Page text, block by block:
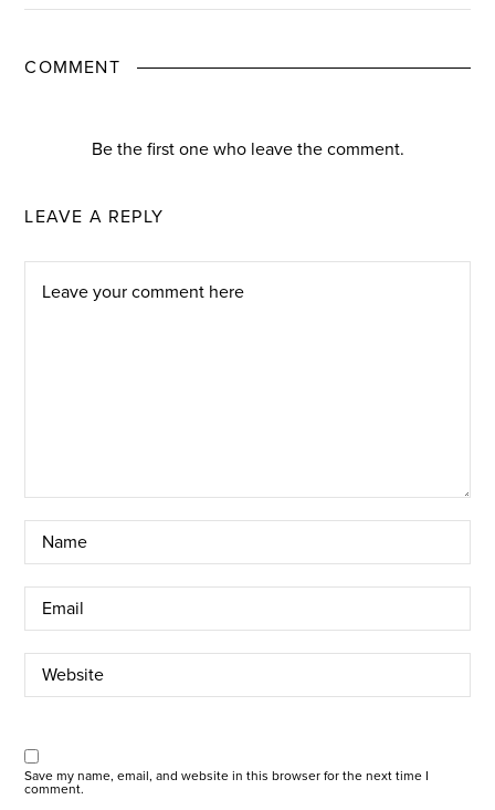
COMMENT
Be the first one who leave the comment.
LEAVE A REPLY
Save my name, email, and website in this browser for the next time I
comment.